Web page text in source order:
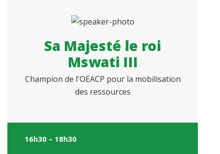
Sa Majesté le roi
Mswati III
Champion de l'OEACP pour la mobilisation
des ressources
16h30 – 18h30